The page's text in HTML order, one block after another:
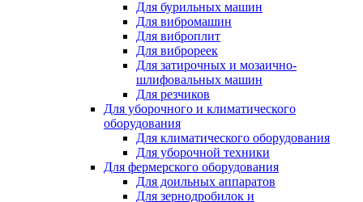
Для бурильных машин
Для вибромашин
Для виброплит
Для виброреек
Для затирочных и мозаично-
шлифовальных машин
Для резчиков
Для уборочного и климатического
оборудования
Для климатического оборудования
Для уборочной техники
Для фермерского оборудования
Для доильных аппаратов
Для зернодробилок и